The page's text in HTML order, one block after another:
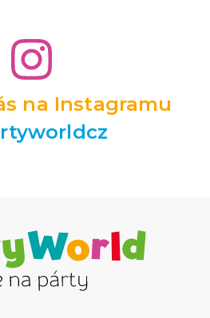
na Instagramu